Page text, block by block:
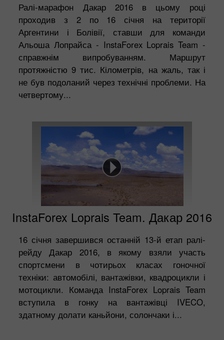
Ралі-марафон Дакар 2016 в цьому році
проходив з 2 по 16 січня на території
Аргентини і Болівії, ставши для команди
Альоша Лопрайса - InstaForex Loprais Team -
справжнім випробуванням. Маршрут
протяжністю 9 тис. Кілометрів, на жаль, так і
не був подоланий через технічні проблеми. На
четвертому...
InstaForex Loprais Team. Дакар 2016
16 січня завершився останній 13-й етап ралі-
рейду Дакар 2016, в якому взяли участь
спортсмени в чотирьох класах гоночної
техніки: автомобілі, вантажівки, квадроцикли і
мотоцикли. Команда InstaForex Loprais Team
вступила в гонку на вантажівці IVECO,
здатному долати каньйони, солончаки і...